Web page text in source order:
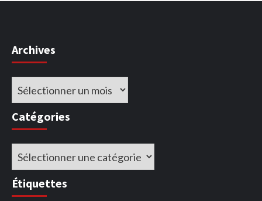
Archives
Archives
Catégories
Catégories
Étiquettes